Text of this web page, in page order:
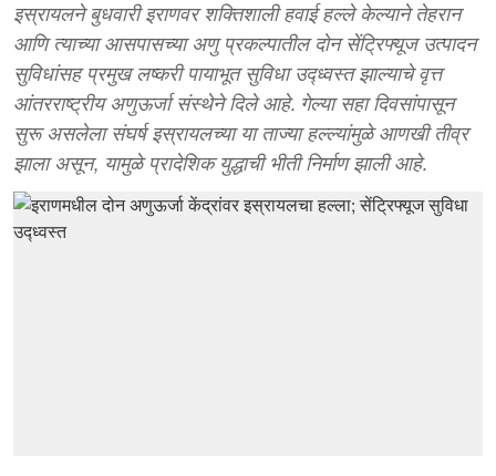
इस्रायलने बुधवारी इराणवर शक्तिशाली हवाई हल्ले केल्याने तेहरान
आणि त्याच्या आसपासच्या अणु प्रकल्पातील दोन सेंट्रिफ्यूज उत्पादन
सुविधांसह प्रमुख लष्करी पायाभूत सुविधा उद्ध्वस्त झाल्याचे वृत्त
आंतरराष्ट्रीय अणुऊर्जा संस्थेने दिले आहे. गेल्या सहा दिवसांपासून
सुरू असलेला संघर्ष इस्रायलच्या या ताज्या हल्ल्यांमुळे आणखी तीव्र
झाला असून, यामुळे प्रादेशिक युद्धाची भीती निर्माण झाली आहे.